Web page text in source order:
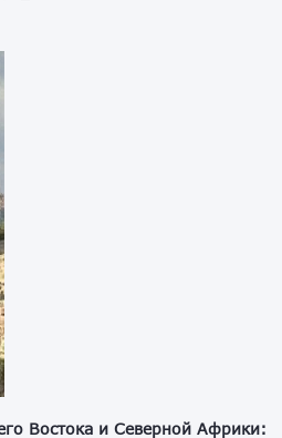
Востока и Северной Африки: